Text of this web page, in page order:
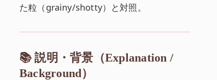
た粒（grainy/shotty）と対照。
📚 説明・背景（Explanation /
Background）